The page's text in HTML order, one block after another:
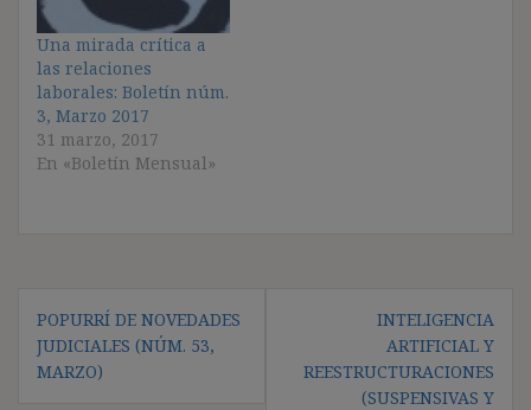
Una mirada crítica a
las relaciones
laborales: Boletín núm.
3, Marzo 2017
31 marzo, 2017
En «Boletín Mensual»
Navegación
de
entradas
POPURRÍ DE NOVEDADES
JUDICIALES (NÚM. 53,
MARZO)
INTELIGENCIA
ARTIFICIAL Y
REESTRUCTURACIONES
(SUSPENSIVAS Y